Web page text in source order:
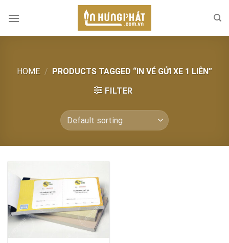
HOME / PRODUCTS TAGGED “IN VÉ GỬI XE 1 LIÊN”
FILTER